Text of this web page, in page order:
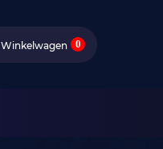
Winkelwagen 0